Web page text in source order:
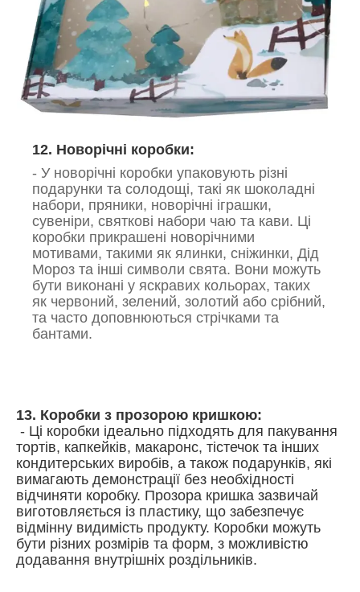
12. Новорічні коробки:
- У новорічні коробки упаковують різні
подарунки та солодощі, такі як шоколадні
набори, пряники, новорічні іграшки,
сувеніри, святкові набори чаю та кави. Ці
коробки прикрашені новорічними
мотивами, такими як ялинки, сніжинки, Дід
Мороз та інші символи свята. Вони можуть
бути виконані у яскравих кольорах, таких
як червоний, зелений, золотий або срібний,
та часто доповнюються стрічками та
бантами.
13. Коробки з прозорою кришкою:
- Ці коробки ідеально підходять для пакування
тортів, капкейків, макаронс, тістечок та інших
кондитерських виробів, а також подарунків, які
вимагають демонстрації без необхідності
відчиняти коробку. Прозора кришка зазвичай
виготовляється із пластику, що забезпечує
відмінну видимість продукту. Коробки можуть
бути різних розмірів та форм, з можливістю
додавання внутрішніх роздільників.